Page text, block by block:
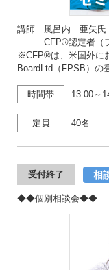
講師 風呂内 亜矢氏
CFP®認定者（フ
※CFP®は、米国外に
BoardLtd（FPSB）の
時間帯 13:00～
定員 40名
受付終了 相
◆◆個別相談会◆◆